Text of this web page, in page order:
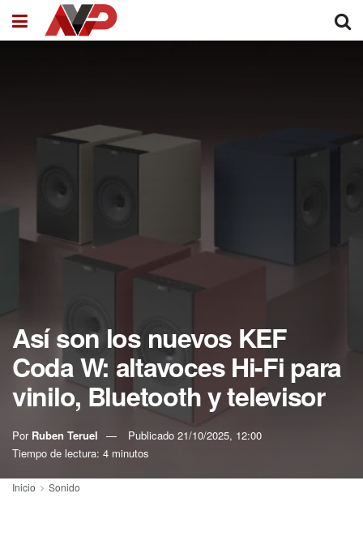
Así son los nuevos KEF
Coda W: altavoces Hi-Fi para
vinilo, Bluetooth y televisor
Por Ruben Teruel Publicado 21/10/2025, 12:00
Tiempo de lectura: 4 minutos
Inicio Sonido